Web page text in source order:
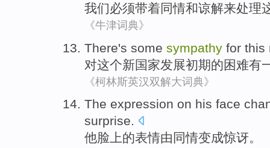
我们必须带着同情和谅解来处理
《牛津词典》
There's some sympathy for this
对这个新国家发展初期的困难有
《柯林斯英汉双解大词典》
The expression on his face
surprise.
他脸上的表情由 同情变成惊讶。